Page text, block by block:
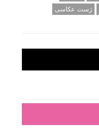
ژست عکاسی